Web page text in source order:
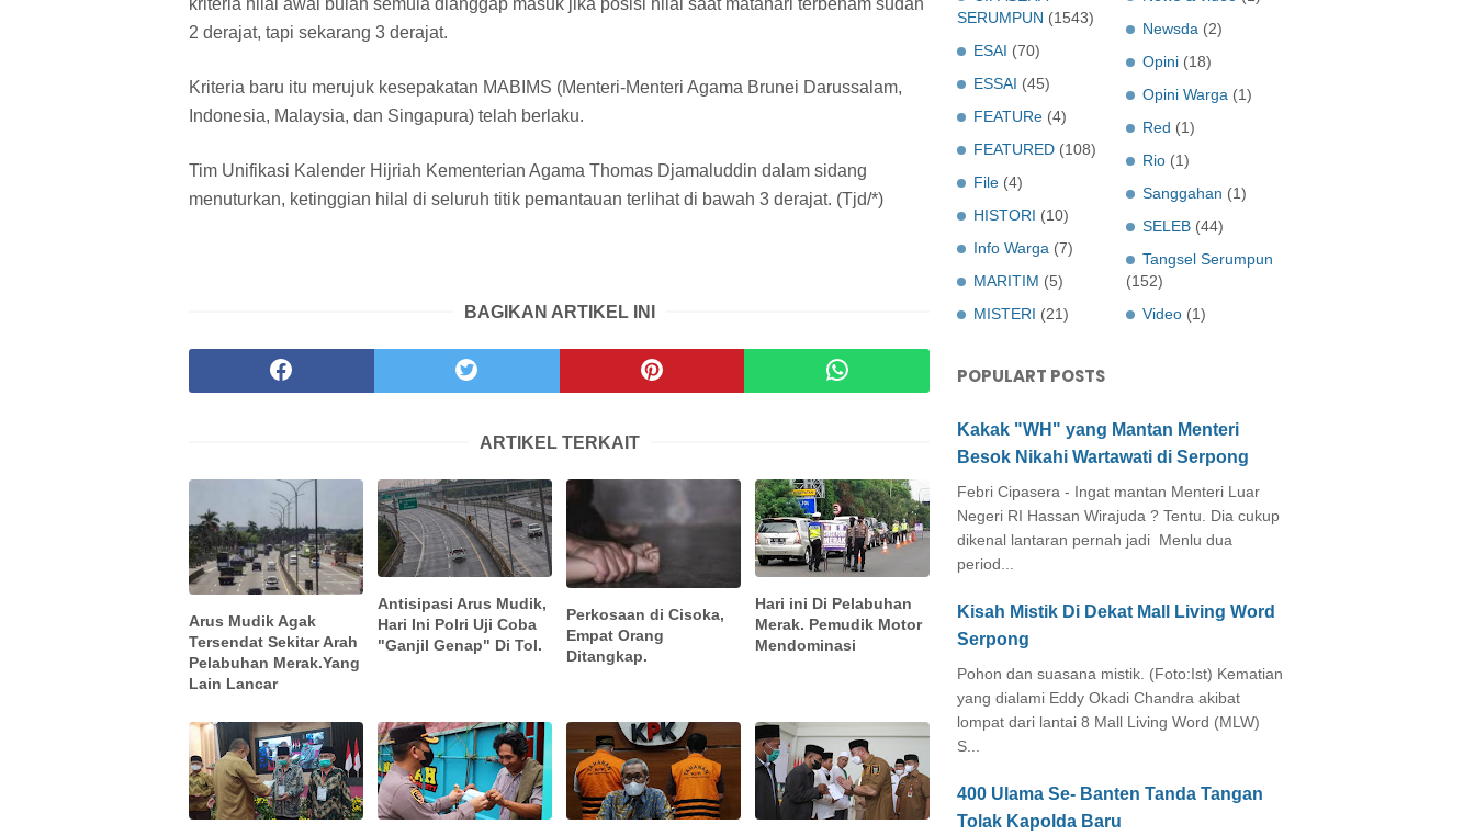
2 derajat, tapi sekarang 3 derajat.
Kriteria baru itu merujuk kesepakatan MABIMS (Menteri-Menteri Agama Brunei Darussalam,
Indonesia, Malaysia, dan Singapura) telah berlaku.
Tim Unifikasi Kalender Hijriah Kementerian Agama Thomas Djamaluddin dalam sidang
menuturkan, ketinggian hilal di seluruh titik pemantauan terlihat di bawah 3 derajat. (Tjd/*)
BAGIKAN ARTIKEL INI
ARTIKEL TERKAIT
Arus Mudik Agak
Tersendat Sekitar Arah
Pelabuhan Merak.Yang
Lain Lancar
Antisipasi Arus Mudik,
Hari Ini Polri Uji Coba
"Ganjil Genap" Di Tol.
Perkosaan di Cisoka,
Empat Orang
Ditangkap.
Hari ini Di Pelabuhan
Merak. Pemudik Motor
Mendominasi
SERUMPUN (1543)
ESAI (70)
ESSAI (45)
FEATURe (4)
FEATURED (108)
File (4)
HISTORI (10)
Info Warga (7)
MARITIM (5)
MISTERI (21)
Newsda (2)
Opini (18)
Opini Warga (1)
Red (1)
Rio (1)
Sanggahan (1)
SELEB (44)
Tangsel Serumpun
(152)
Video (1)
POPULART POSTS
Kakak "WH" yang Mantan Menteri
Besok Nikahi Wartawati di Serpong
Febri Cipasera - Ingat mantan Menteri Luar
Negeri RI Hassan Wirajuda ? Tentu. Dia cukup
dikenal lantaran pernah jadi Menlu dua
period...
Kisah Mistik Di Dekat Mall Living Word
Serpong
Pohon dan suasana mistik. (Foto:Ist) Kematian
yang dialami Eddy Okadi Chandra akibat
lompat dari lantai 8 Mall Living Word (MLW)
S...
400 Ulama Se- Banten Tanda Tangan
Tolak Kapolda Baru